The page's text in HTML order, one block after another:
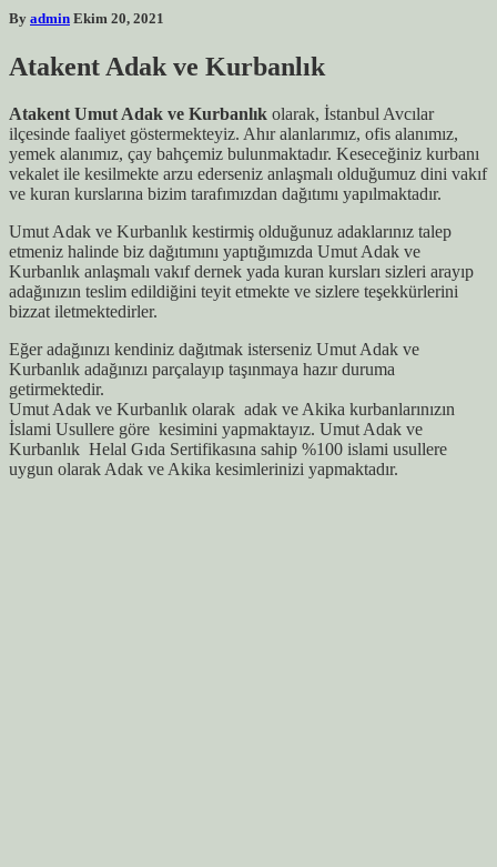
By admin Ekim 20, 2021
AtakentAdak ve Kurbanlık
Atakent Umut Adak ve Kurbanlık olarak, İstanbul Avcılar
ilçesinde faaliyet göstermekteyiz. Ahır alanlarımız, ofis alanımız,
yemek alanımız, çay bahçemiz bulunmaktadır. Keseceğiniz kurbanı
vekalet ile kesilmekte arzu ederseniz anlaşmalı olduğumuz dini vakıf
ve kuran kurslarına bizim tarafımızdan dağıtımı yapılmaktadır.
Umut Adak ve Kurbanlık kestirmiş olduğunuz adaklarınız talep
etmeniz halinde biz dağıtımını yaptığımızda Umut Adak ve
Kurbanlık anlaşmalı vakıf dernek yada kuran kursları sizleri arayıp
adağınızın teslim edildiğini teyit etmekte ve sizlere teşekkürlerini
bizzat iletmektedirler.
Eğer adağınızı kendiniz dağıtmak isterseniz Umut Adak ve
Kurbanlık adağınızı parçalayıp taşınmaya hazır duruma
getirmektedir.
Umut Adak ve Kurbanlık olarak adak ve Akika kurbanlarınızın
İslami Usullere göre kesimini yapmaktayız. Umut Adak ve
Kurbanlık Helal Gıda Sertifikasına sahip %100 islami usullere
uygun olarak Adak ve Akika kesimlerinizi yapmaktadır.